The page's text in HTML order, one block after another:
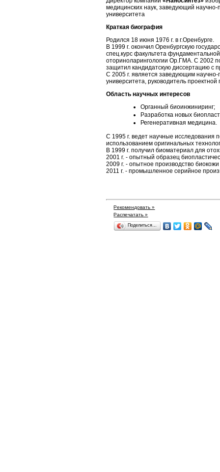
медицинских наук, заведующий научно-
университета
Краткая биография
Родился 18 июня 1976 г. в г.Оренбурге.
В 1999 г. окончил Оренбургскую
спец.курс факультета
оториноларингологии Ор.ГМА. С 2002
защитил кандидатскую диссертацию с
С 2005 г. является заведующим научно-
университета, руководитель
Область научных интересов
Органный биоинжиниринг;
Разработка новых
Регенеративная медицина.
С 1995 г. ведет научные исследования
использованием оригинальных
В 1999 г. получил биоматериал для
2001 г. - опытный образец
2009 г. - опытное производство
2011 г. - промышленное серийное
Рекомендовать »
Распечатать »
Поделиться…